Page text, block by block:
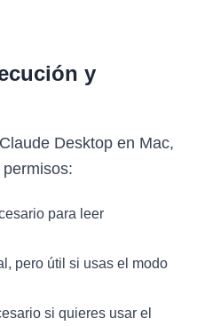
y
Desktop en Mac,
para leer
pero útil si usas el modo
si quieres usar el